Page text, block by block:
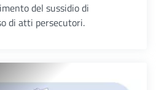
del sussidio di
di atti persecutori.